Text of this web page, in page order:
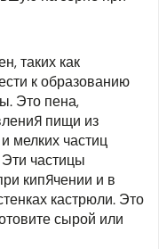
таких как
к образованию
Это пена,
пищи из
мелких частиц
частицы
кипячении и в
кастрюли. Это
сырой или